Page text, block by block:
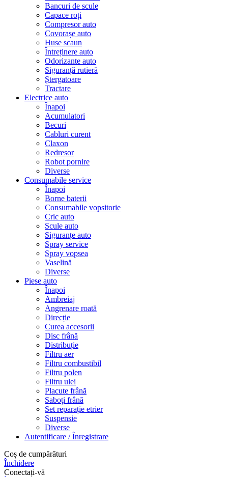
Bancuri de scule
Capace roți
Compresor auto
Covorașe auto
Huse scaun
Întreținere auto
Odorizante auto
Siguranță rutieră
Ștergatoare
Tractare
Electrice auto
Înapoi
Acumulatori
Becuri
Cabluri curent
Claxon
Redresor
Robot pornire
Diverse
Consumabile service
Înapoi
Borne baterii
Consumabile vopsitorie
Cric auto
Scule auto
Siguranțe auto
Spray service
Spray vopsea
Vaselină
Diverse
Piese auto
Înapoi
Ambreiaj
Angrenare roată
Direcție
Curea accesorii
Disc frână
Distribuție
Filtru aer
Filtru combustibil
Filtru polen
Filtru ulei
Placute frână
Saboți frână
Set reparație etrier
Suspensie
Diverse
Autentificare / Înregistrare
Coș de cumpărături
Închidere
Conectați-vă